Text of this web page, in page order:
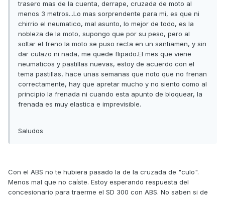
trasero mas de la cuenta, derrape, cruzada de moto al
menos 3 metros...Lo mas sorprendente para mi, es que ni
chirrio el neumatico, mal asunto, lo mejor de todo, es la
nobleza de la moto, supongo que por su peso, pero al
soltar el freno la moto se puso recta en un santiamen, y sin
dar culazo ni nada, me quede flipado.El mes que viene
neumaticos y pastillas nuevas, estoy de acuerdo con el
tema pastillas, hace unas semanas que noto que no frenan
correctamente, hay que apretar mucho y no siento como al
principio la frenada ni cuando esta apunto de bloquear, la
frenada es muy elastica e imprevisible.
Saludos
Con el ABS no te hubiera pasado la de la cruzada de "culo".
Menos mal que no caíste. Estoy esperando respuesta del
concesionario para traerme el SD 300 con ABS. No saben si de